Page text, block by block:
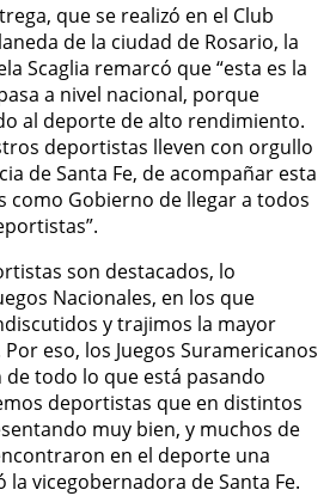
que se realizó en el Club
de la ciudad de Rosario, la
Scaglia remarcó que “esta es la
a nivel nacional, porque
al deporte de alto rendimiento.
deportistas lleven con orgullo
de Santa Fe, de acompañar esta
como Gobierno de llegar a todos
son destacados, lo
Nacionales, en los que
y trajimos la mayor
eso, los Juegos Suramericanos
todo lo que está pasando
deportistas que en distintos
muy bien, y muchos de
en el deporte una
vicegobernadora de Santa Fe.